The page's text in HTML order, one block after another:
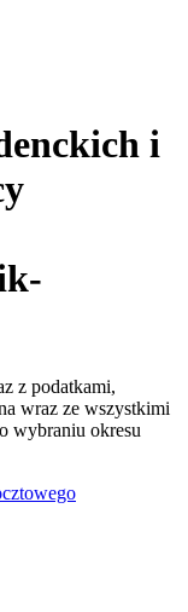
i
z podatkami,
wraz ze wszystkimi
wybraniu okresu